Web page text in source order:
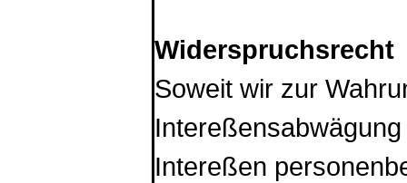
Widerspruchsrecht
Soweit wir zur
Intereßen